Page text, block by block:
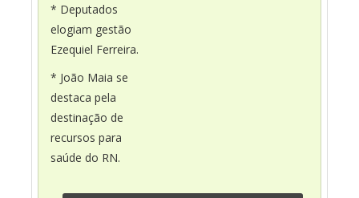
* Deputados
elogiam gestão
Ezequiel Ferreira.
* João Maia se
destaca pela
destinação de
recursos para
saúde do RN.